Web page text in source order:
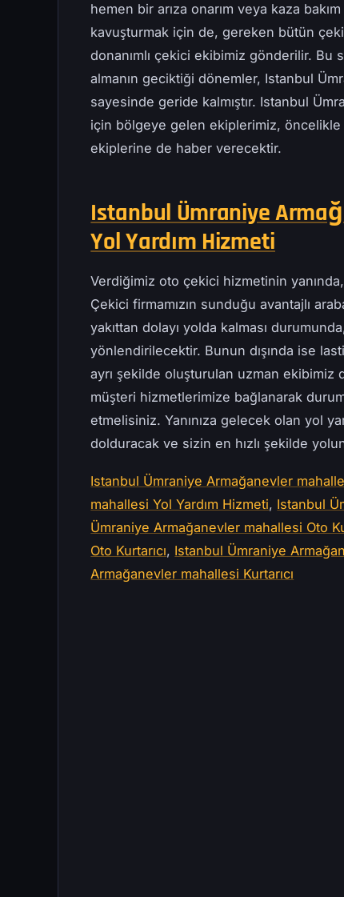
hemen bir arıza onarım veya kaza
kavuşturmak için de, gereken bütün
donanımlı çekici ekibimiz gönderilir.
almanın geciktiği dönemler, Istanbul
sayesinde geride kalmıştır. Istanbul
için bölgeye gelen ekiplerimiz, öncelikle
ekiplerine de haber verecektir.
Istanbul Ümraniye
Yol Yardım Hizmeti
Verdiğimiz oto çekici hizmetinin
Çekici firmamızın sunduğu avantajlı
yakıttan dolayı yolda kalması
yönlendirilecektir. Bunun dışında ise
ayrı şekilde oluşturulan uzman ekibimiz
müşteri hizmetlerimize bağlanarak
etmelisiniz. Yanınıza gelecek olan yol
dolduracak ve sizin en hızlı şekilde
Istanbul Ümraniye Armağanevler
mahallesi Yol Yardım Hizmeti, Istanbul
Ümraniye Armağanevler mahallesi Oto
Oto Kurtarıcı, Istanbul Ümraniye
Armağanevler mahallesi Kurtarıcı